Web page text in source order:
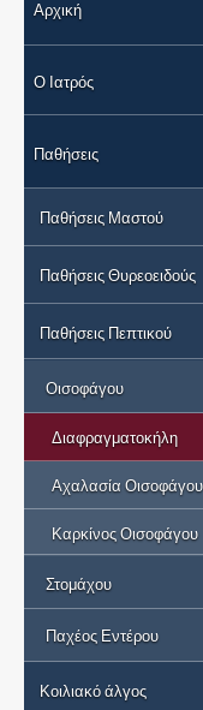
Αρχική
Ο Ιατρός
Παθήσεις
Παθήσεις Μαστού
Παθήσεις Θυρεοειδούς
Παθήσεις Πεπτικού
Οισοφάγου
Διαφραγματοκήλη
Αχαλασία Οισοφάγου
Καρκίνος Οισοφάγου
Στομάχου
Παχέος Εντέρου
Κοιλιακό άλγος